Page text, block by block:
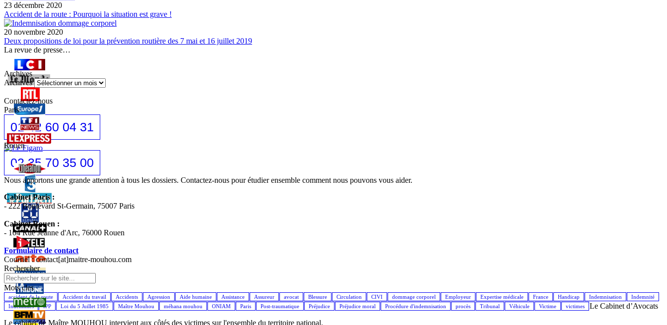
23 décembre 2020
Accident de la route : Pourquoi la situation est grave !
20 novembre 2020
Deux propositions de loi pour la prévention routière des 7 mai et 16 juillet 2019
La revue de presse…
Archives
Archives
Contactez-nous
Paris
01 42 60 04 31
Rouen
02 35 70 35 00
Nous apportons une grande attention à tous les dossiers. Contactez-nous pour étudier ensemble comment nous pouvons vous aider.
Cabinet Paris :
- 222 Boulevard St-Germain, 75007 Paris
Cabinet Rouen :
- 104 Rue Jeanne d'Arc, 76000 Rouen
Formulaire de contact
Courriel : contact[at]maitre-mouhou.com
Rechercher
Mots cles
accident de la route Accident du travail Accidents Agression Aide humaine Assistance Assureur avocat Blessure Circulation CIVI dommage corporel Employeur Expertise médicale France Handicap Indemnisation
Indemnité
Indemnités
IPP Loi du 5 Juillet 1985 Maître Mouhou méhana mouhou ONIAM Paris Post-traumatique Préjudice Préjudice moral Procédure d'indemnisation procès Tribunal Véhicule Victime victimes
Le Cabinet d’Avocats
Le cabinet de Maître MOUHOU intervient aux côtés des victimes sur l'ensemble du territoire national.